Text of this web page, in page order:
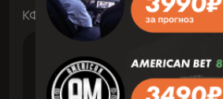
КФУ Карибский Кубок
VS